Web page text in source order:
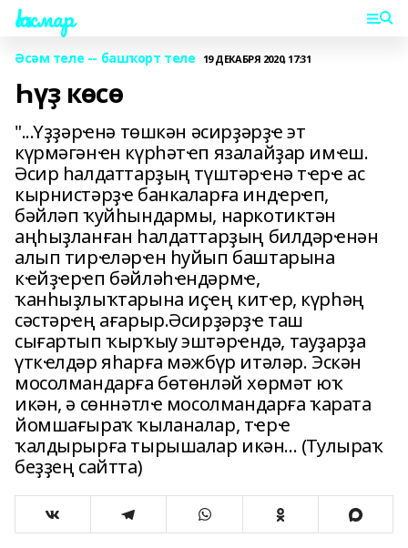
Һаҡмар
Әсәм теле -- башҡорт теле 19 ДЕКАБРЯ 2020, 17:31
Һүҙ көсө
"...Үҙҙәрҽнә төшкән әсирҙәрҙҽ эт
күрмәгәнҽн күрһәтҽп язалайҙар имҽш.
Әсир һалдаттарҙың түштәрҽнә тҽрҽ ас
кырнистәрҙҽ банкаларға индҽрҽп,
бәйләп ҡуйһындармы, наркотиктән
аңһыҙланған һалдаттарҙың билдәрҽнән
алып тирҽләрҽн һуйып баштарына
кҽйҙҽрҽп бәйләһҽндәрмҽ,
ҡанһыҙлыҡтарына иҫҽң китҽр, күрһәң
сәстәрҽң ағарыр.Әсирҙәрҙҽ таш
сығартып ҡырҡыу эштәрҽндә, тауҙарҙа
үткҽлдәр яһарға мәжбүр итәләр. Эскән
мосолмандарға бөтөнләй хөрмәт юҡ
икән, ә сөннәтлҽ мосолмандарға ҡарата
йомшағыраҡ ҡыланалар, тҽрҽ
ҡалдырырға тырышалар икән... (Тулыраҡ
беҙҙең сайтта)